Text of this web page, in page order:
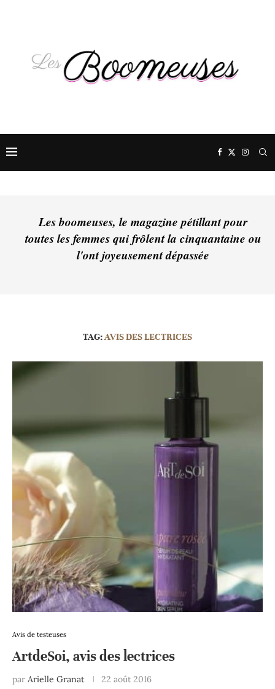
Les boomeuses, le magazine pétillant pour
toutes les femmes qui frôlent la cinquantaine ou
l'ont joyeusement dépassée
TAG:AVIS DES LECTRICES
Avis de testeuses
ArtdeSoi, avis des lectrices
par Arielle Granat 22 août 2016